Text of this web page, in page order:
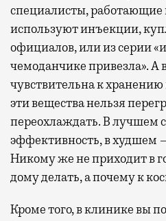
специалисты, работающие
используют инъекции,
официалов, или из серии
чемоданчике привезла». А
чувствительна к
эти вещества нельзя
переохлаждать. В лучшем
эффективность, в худшем
Никому же не приходит в
дому делать, а почему к
Кроме того, в клинике вы